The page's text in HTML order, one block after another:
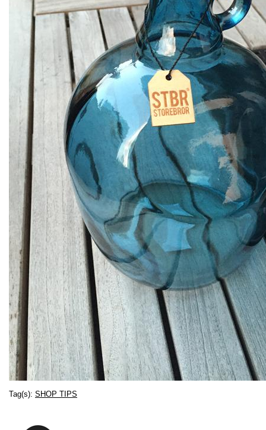
Tag(s): SHOP TIPS